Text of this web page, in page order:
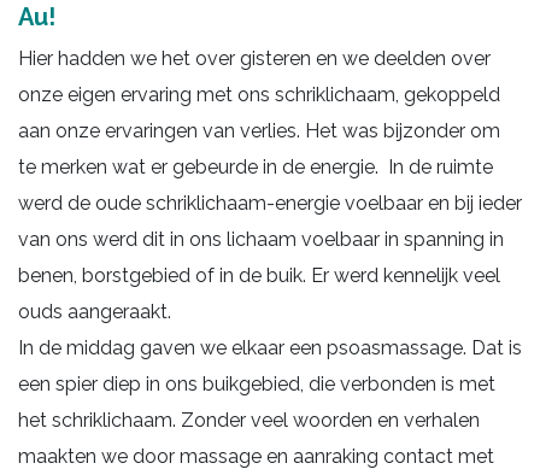
Au!
Hier hadden we het over gisteren en we deelden over
onze eigen ervaring met ons schriklichaam, gekoppeld
aan onze ervaringen van verlies. Het was bijzonder om
te merken wat er gebeurde in de energie. In de ruimte
werd de oude schriklichaam-energie voelbaar en bij ieder
van ons werd dit in ons lichaam voelbaar in spanning in
benen, borstgebied of in de buik. Er werd kennelijk veel
ouds aangeraakt.
In de middag gaven we elkaar een psoasmassage. Dat is
een spier diep in ons buikgebied, die verbonden is met
het schriklichaam. Zonder veel woorden en verhalen
maakten we door massage en aanraking contact met